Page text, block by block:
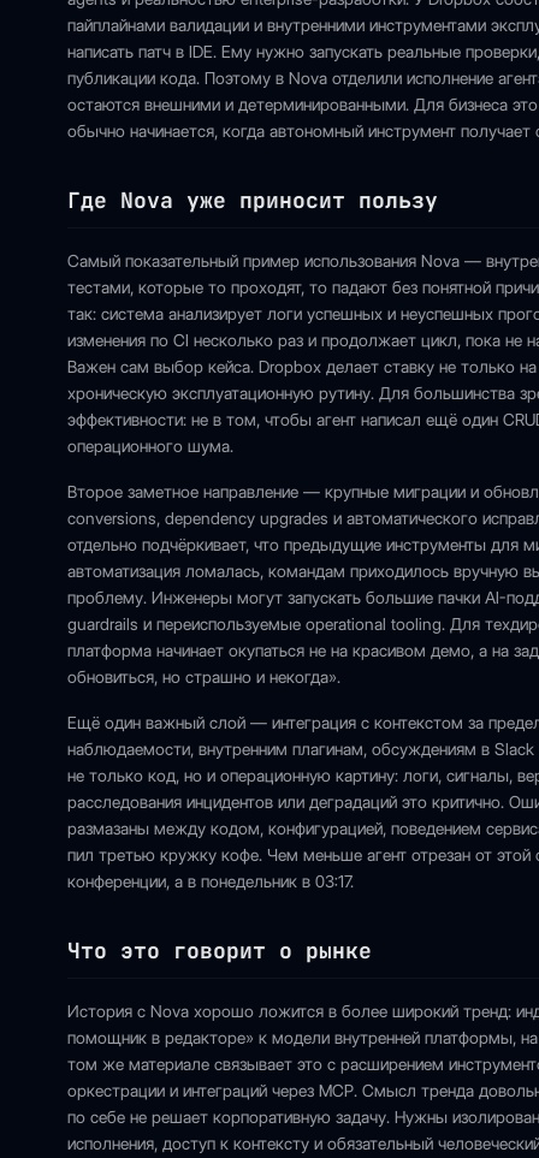
пайплайнами валидации и внутренними инструментами
написать патч в IDE. Ему нужно запускать реальные
публикации кода. Поэтому в Nova отделили исполнение
остаются внешними и детерминированными. Для бизнеса
обычно начинается, когда автономный инструмент
Где Nova уже приносит пользу
Самый показательный пример использования Nova —
тестами, которые то проходят, то падают без понятной
так: система анализирует логи успешных и неуспешных
изменения по CI несколько раз и продолжает цикл, пока не
Важен сам выбор кейса. Dropbox делает ставку не только
хроническую эксплуатационную рутину. Для большинства
эффективности: не в том, чтобы агент написал ещё один
операционного шума.
Второе заметное направление — крупные миграции и
conversions, dependency upgrades и автоматического
отдельно подчёркивает, что предыдущие инструменты для
автоматизация ломалась, командам приходилось вручную
проблему. Инженеры могут запускать большие пачки AI-
guardrails и переиспользуемые operational tooling. Для
платформа начинает окупаться не на красивом демо, а на
обновиться, но страшно и некогда».
Ещё один важный слой — интеграция с контекстом за
наблюдаемости, внутренним плагинам, обсуждениям в Slack
не только код, но и операционную картину: логи, сигналы,
расследования инцидентов или деградаций это критично.
размазаны между кодом, конфигурацией, поведением
пил третью кружку кофе. Чем меньше агент отрезан от
конференции, а в понедельник в 03:17.
Что это говорит о рынке
История с Nova хорошо ложится в более широкий тренд:
помощник в редакторе» к модели внутренней платформы,
том же материале связывает это с расширением
оркестрации и интеграций через MCP. Смысл тренда
по себе не решает корпоративную задачу. Нужны
исполнения, доступ к контексту и обязательный